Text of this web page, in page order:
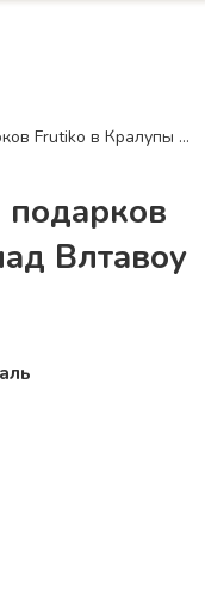
Доставка букетов и подарков Frutiko в Кралупы над Влтавоу
подарков
Влтавоу